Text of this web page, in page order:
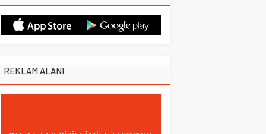
47,7111
EURO
REKLAM ALANI